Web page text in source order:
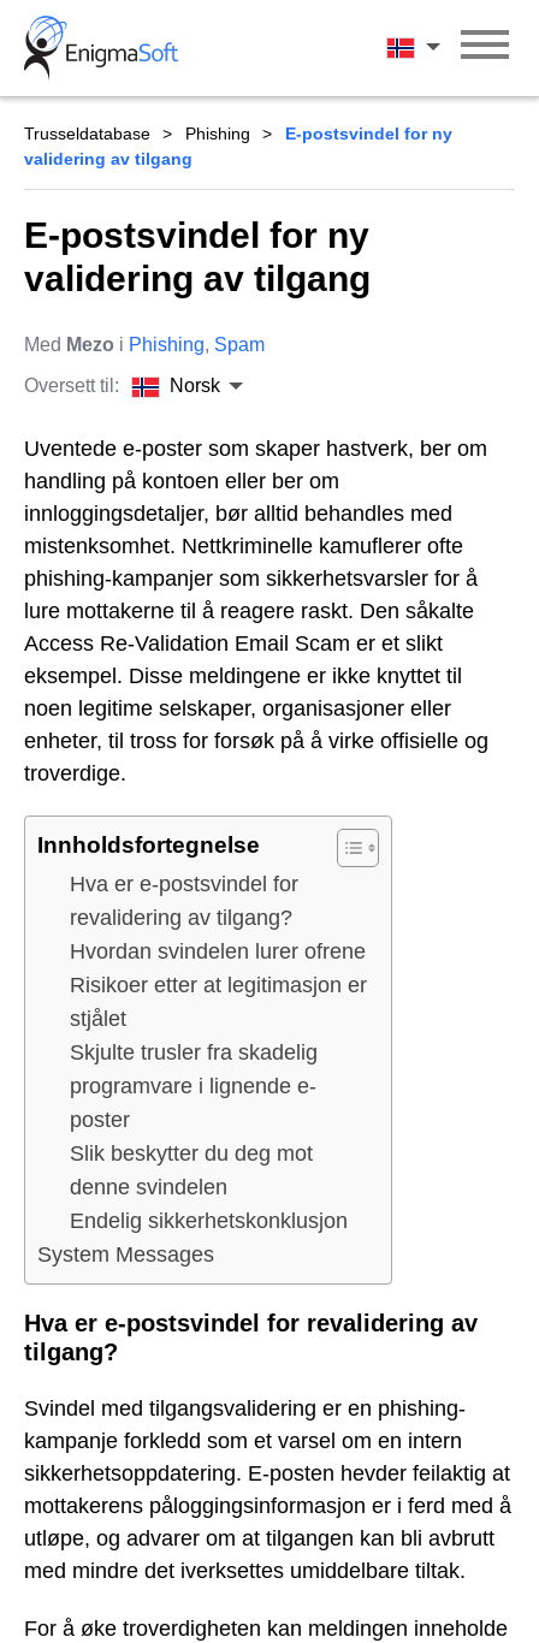
Skip
content
Norsk
Trusseldatabase Phishing
E-postsvindel for ny
validering av tilgang
E-postsvindel for ny
validering av tilgang
Med Mezo i Phishing, Spam
Oversett til:
Norsk
Uventede e-poster som skaper hastverk, ber om
handling på kontoen eller ber om
innloggingsdetaljer, bør alltid behandles med
mistenksomhet. Nettkriminelle kamuflerer ofte
phishing-kampanjer som sikkerhetsvarsler for å
lure mottakerne til å reagere raskt. Den såkalte
Access Re-Validation Email Scam er et slikt
eksempel. Disse meldingene er ikke knyttet til
noen legitime selskaper, organisasjoner eller
enheter, til tross for forsøk på å virke offisielle og
troverdige.
Innholdsfortegnelse
Hva er e-postsvindel for
revalidering av tilgang?
Hvordan svindelen lurer ofrene
Risikoer etter at legitimasjon er
stjålet
Skjulte trusler fra skadelig
programvare i lignende e-
poster
Slik beskytter du deg mot
denne svindelen
Endelig sikkerhetskonklusjon
System Messages
Hva er e-postsvindel for revalidering av
tilgang?
Svindel med tilgangsvalidering er en phishing-
kampanje forkledd som et varsel om en intern
sikkerhetsoppdatering. E-posten hevder feilaktig at
mottakerens påloggingsinformasjon er i ferd med å
utløpe, og advarer om at tilgangen kan bli avbrutt
med mindre det iverksettes umiddelbare tiltak.
For å øke troverdigheten kan meldingen inneholde